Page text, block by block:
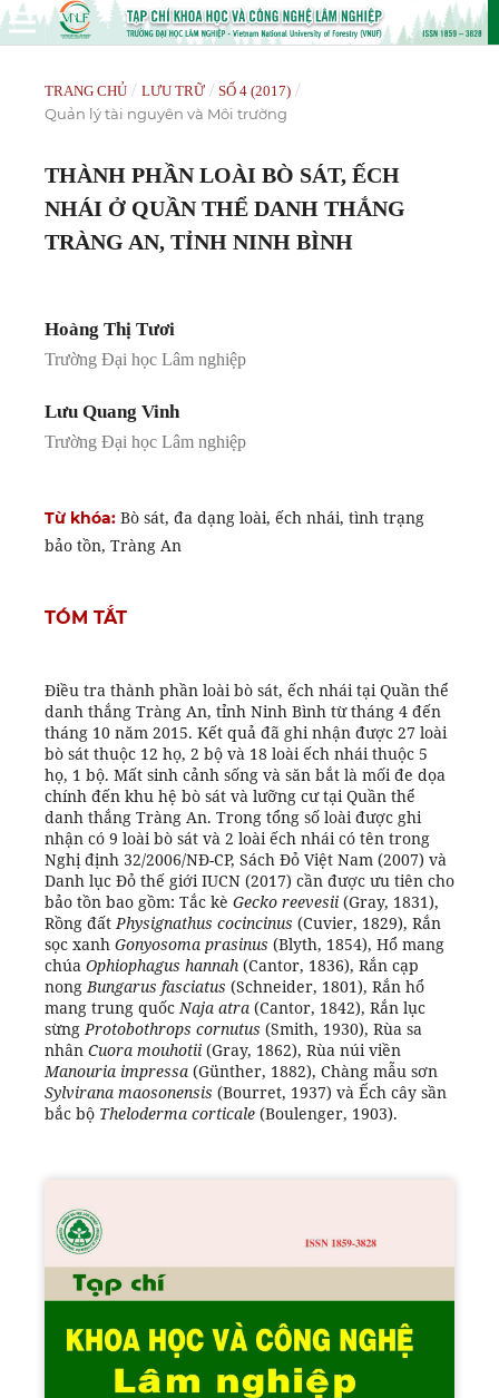
TRANG CHỦ / LƯU TRỮ / SỐ 4 (2017) /
Quản lý tài nguyên và Môi trường
THÀNH PHẦN LOÀI BÒ SÁT, ẾCH
NHÁI Ở QUẦN THỂ DANH THẮNG
TRÀNG AN, TỈNH NINH BÌNH
Hoàng Thị Tươi
Trường Đại học Lâm nghiệp
Lưu Quang Vinh
Trường Đại học Lâm nghiệp
Từ khóa: Bò sát, đa dạng loài, ếch nhái, tình trạng
bảo tồn, Tràng An
TÓM TẮT
Điều tra thành phần loài bò sát, ếch nhái tại Quần thể
danh thắng Tràng An, tỉnh Ninh Bình từ tháng 4 đến
tháng 10 năm 2015. Kết quả đã ghi nhận được 27 loài
bò sát thuộc 12 họ, 2 bộ và 18 loài ếch nhái thuộc 5
họ, 1 bộ. Mất sinh cảnh sống và săn bắt là mối đe dọa
chính đến khu hệ bò sát và lưỡng cư tại Quần thể
danh thắng Tràng An. Trong tổng số loài được ghi
nhận có 9 loài bò sát và 2 loài ếch nhái có tên trong
Nghị định 32/2006/NĐ-CP, Sách Đỏ Việt Nam (2007) và
Danh lục Đỏ thế giới IUCN (2017) cần được ưu tiên cho
bảo tồn bao gồm: Tắc kè Gecko reevesii (Gray, 1831),
Rồng đấtPhysignathus cocincinus (Cuvier, 1829), Rắn
sọc xanh Gonyosoma prasinus (Blyth, 1854), Hổ mang
chúa Ophiophagus hannah (Cantor, 1836), Rắn cạp
nongBungarus fasciatus (Schneider, 1801), Rắn hổ
mang trung quốcNaja atra (Cantor, 1842), Rắn lục
sừngProtobothrops cornutus (Smith, 1930), Rùa sa
nhân Cuora mouhotii (Gray, 1862), Rùa núi viền
Manouria impressa (Günther, 1882), Chàng mẫu sơn
Sylvirana maosonensis (Bourret, 1937) và Ếch cây sần
bắc bộ Theloderma corticale (Boulenger, 1903).